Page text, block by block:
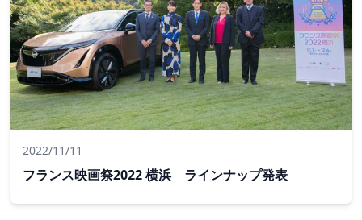
2022/11/11
フランス映画祭2022 横浜 ラインナップ発表